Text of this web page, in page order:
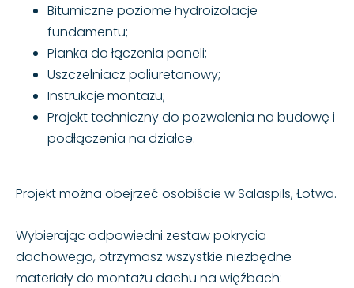
Bitumiczne poziome hydroizolacje
fundamentu;
Pianka do łączenia paneli;
Uszczelniacz poliuretanowy;
Instrukcje montażu;
Projekt techniczny do pozwolenia na budowę i
podłączenia na działce.
Projekt można obejrzeć osobiście w Salaspils, Łotwa.
Wybierając odpowiedni zestaw pokrycia
dachowego, otrzymasz wszystkie niezbędne
materiały do montażu dachu na więźbach: